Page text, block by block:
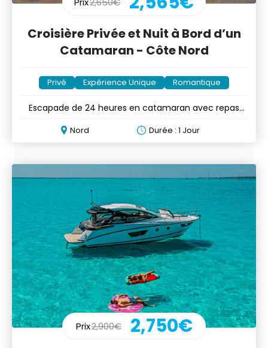
Croisière Privée et Nuit à Bord d’un
Catamaran - Côte Nord
Privé Expérience Unique Romantique
Escapade de 24 heures en catamaran avec repas
Nord Durée : 1 Jour
Prix2,900€ 2,750€